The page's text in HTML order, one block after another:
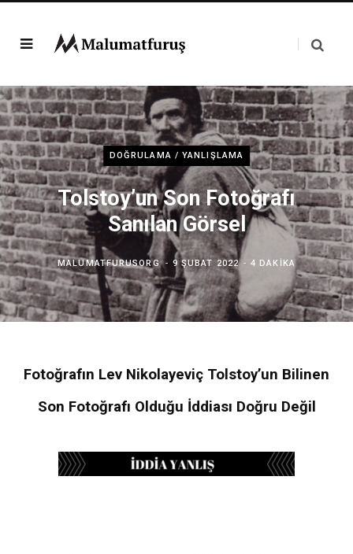
DOĞRULAMA / YANLIŞLAMA
Tolstoy’un Son Fotoğrafı
Sanılan Görsel
MALUMATFURUSORG 9 ŞUBAT 2022 4 DAKIKA
Fotoğrafın Lev Nikolayeviç Tolstoy’un Bilinen
Son Fotoğrafı Olduğu İddiası Doğru Değil